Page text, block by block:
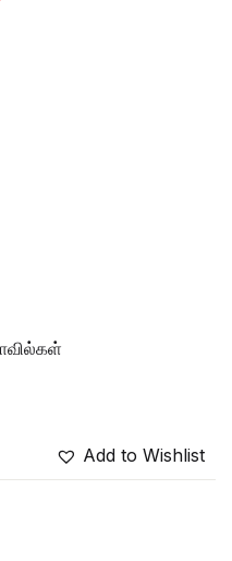
Add to Wishlist